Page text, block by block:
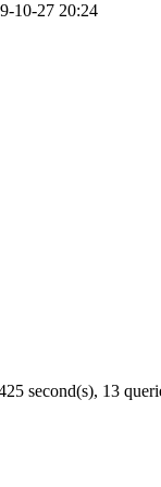
10-27 20:24
second(s), 13